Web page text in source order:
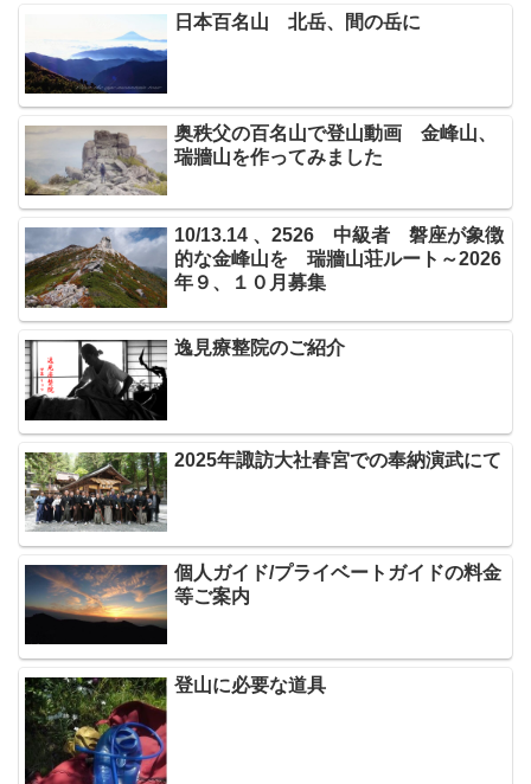
日本百名山 北岳、間の岳に
奥秩父の百名山で登山動画 金峰山、
瑞牆山を作ってみました
10/13.14 、2526 中級者 磐座が象徴
的な金峰山を 瑞牆山荘ルート～2026
年９、１０月募集
逸見療整院のご紹介
2025年諏訪大社春宮での奉納演武にて
個人ガイド/プライベートガイドの料金
等ご案内
登山に必要な道具